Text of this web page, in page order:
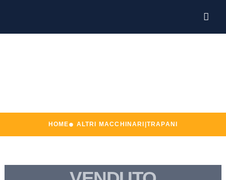
HOME ALTRI MACCHINARI|TRAPANI